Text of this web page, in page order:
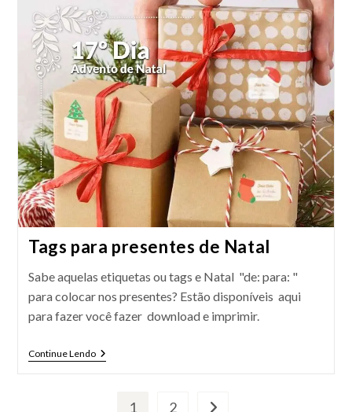
Tags para presentes de Natal
Sabe aquelas etiquetas ou tags e Natal "de: para: "
para colocar nos presentes? Estão disponíveis aqui
para fazer você fazer download e imprimir.
Continue LendoTags
Para
1 2 Ir para a próxima página